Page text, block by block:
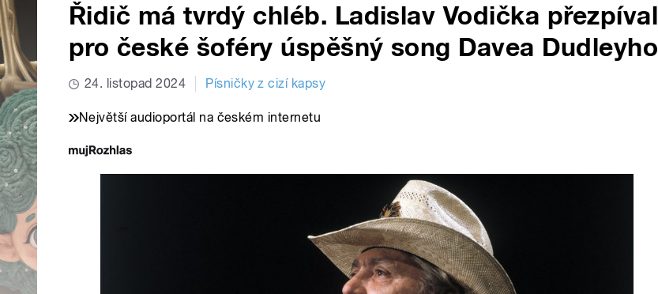
Řidič má tvrdý chléb. Ladislav Vodička přezpíval
pro české šoféry úspěšný song Davea Dudleyho
24. listopad 2024 Písničky z cizí kapsy
Největší audioportál na českém internetu